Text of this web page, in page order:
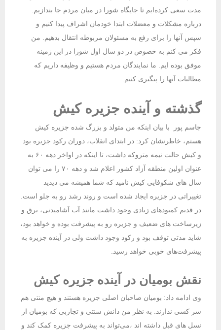
مدت سعی کرده‌ایم تا جایگاه شورا در میان مردم جا بندازیم.
درباره مشکلات و معضلات ابتدا خودمان اشراف پیدا کنیم و
سپس آنها را برای رفع به مسئولان مربوطه انتقال بدهیم. من
فکر می کنم به خصوص در دو سال اول شورا در این زمینه
موفق بوده ایم. ما نمایندگان مردم هستیم و وظیفه داریم که
مطالبات آنها را پیگیری کنیم.
گذشته و آینده جزیره کیش
جاسم پور با بیان اینکه من متولد و بزرگ شده جزیره کیش
هستم، خاطرنشان کرد: در ابتدای انقلاب، دوران رکود جزیره بود
و کیش حالت نیمه متروکه داشت، تا اینکه در اواخر دهه ۶۰ به
عنوان اولین منطقه آزاد کشور اعلام شد و دهه ۷۰ را می توان
سال های شکوفایی کیش نامید که شما همیشه می دیدید
تغییراتی در جزیره ایجاد شده است و روند رشد رو به جلو است.
در قدیم کمبودهای زیادی وجود داشت مانند آب آشامیدنی، برق و
زیرساخت های ضعیف و جزیره رو به پیشرفت بوده و خواهد بود،
شاید مدتی توقف بود و رکود وجود داشت ولی در آینده جزیره به
پیشرفت‌های خوبی خواهد رسید.
نقش بومیان در آینده جزیره کیش
وی ادامه داد: بومیان صاحبان اصلی جزیره هستند و هیچ منتی هم
سر کسی ندارند. به نظر من دانش سنتی و تجاربی که بومیان از
نسل های قبل داشته اند ،می‌تواند به پیشرفت جزیره کمک کند و